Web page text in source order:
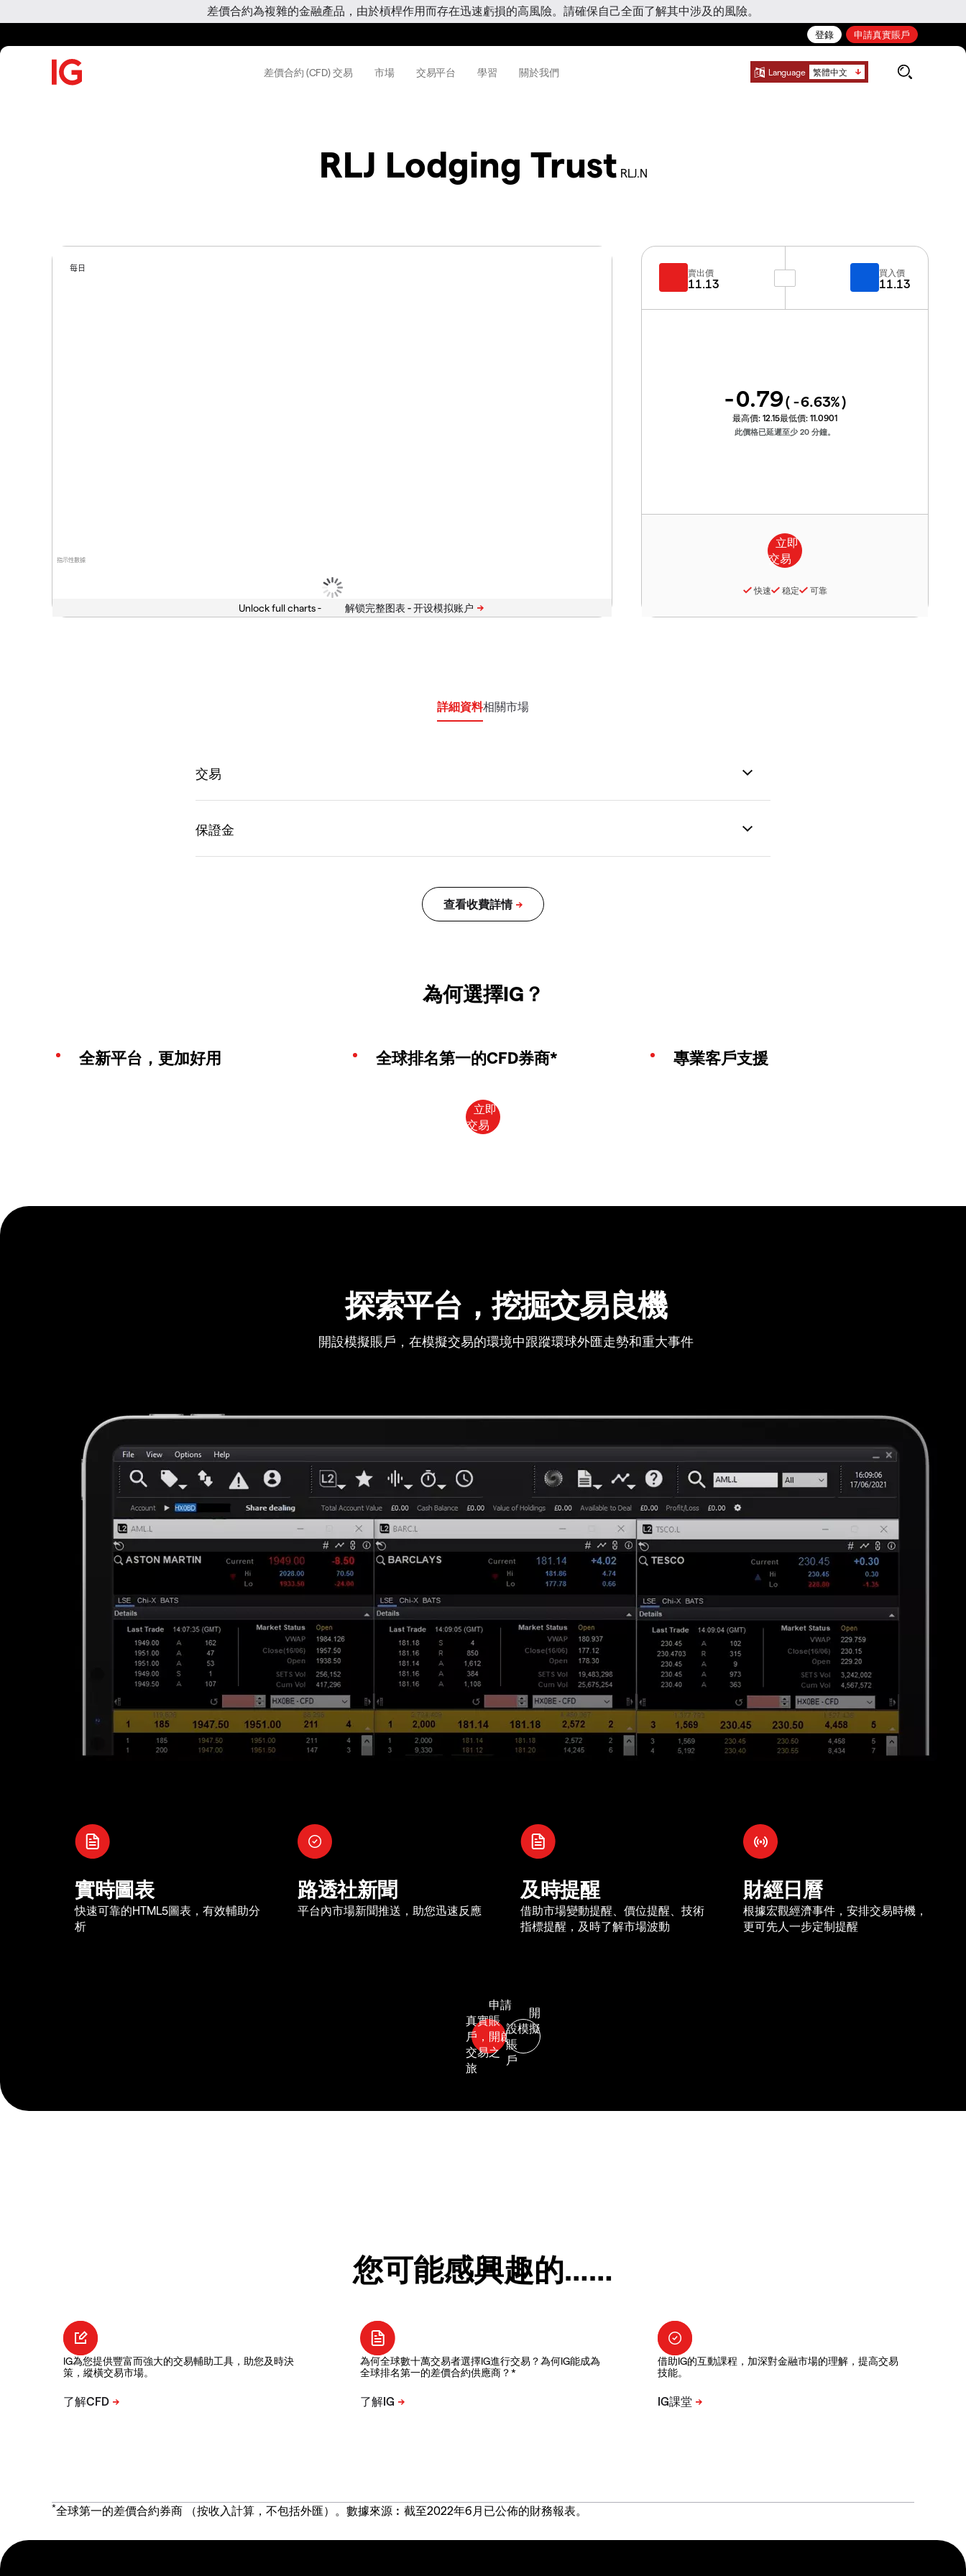
差價合約為複雜的金融產品，由於槓桿作用而存在迅速虧損的高風險。請確保自己全面了解其中涉及的風險。
登錄 申請真實賬戶
差價合約 (CFD) 交易 市場 交易平台 學習 關於我們 Language 繁體中文
RLJ Lodging Trust RLJ.N
指示性數據
每日
Unlock full charts -
賣出價
11.13
買入價
11.13
-0.79( -6.63%)
最高價: 12.15最低價: 11.0901
此價格已延遲至少 20 分鐘。
快速 稳定 可靠
詳細資料相關市場
為何選擇IG？
全新平台，更加好用 全球排名第一的CFD券商* 專業客戶支援
探索平台，挖掘交易良機
開設模擬賬戶，在模擬交易的環境中跟蹤環球外匯走勢和重大事件
實時圖表
快速可靠的HTML5圖表，有效輔助分
析
路透社新聞
平台內市場新聞推送，助您迅速反應
及時提醒
借助市場變動提醒、價位提醒、技術
指標提醒，及時了解市場波動
財經日曆
根據宏觀經濟事件，安排交易時機，
更可先人一步定制提醒
您可能感興趣的……
IG為您提供豐富而強大的交易輔助工具，助您及時決
策，縱橫交易市場。
為何全球數十萬交易者選擇IG進行交易？為何IG能成為
全球排名第一的差價合約供應商？*
借助IG的互動課程，加深對金融市場的理解，提高交易
技能。
*全球第一的差價合約券商 （按收入計算，不包括外匯）。數據來源︰截至2022年6月已公佈的財務報表。